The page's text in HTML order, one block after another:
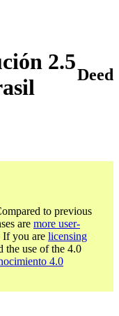
2.5
Deed
to previous
are more user-
If you are licensing
the use of the 4.0
4.0